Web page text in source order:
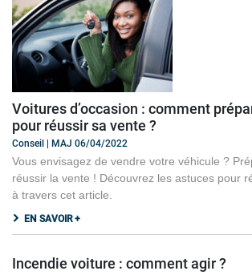
Voitures d’occasion : comment
pour réussir sa vente ?
Conseil | MAJ 06/04/2022
Vous envisagez de vendre votre véhicule ?
réussir la vente ! Découvrez les astuces pour
à travers cet article.
EN SAVOIR +
Incendie voiture : comment agir ?